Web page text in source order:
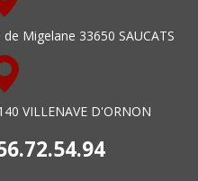
Migelane 33650 SAUCATS
VILLENAVE D'ORNON